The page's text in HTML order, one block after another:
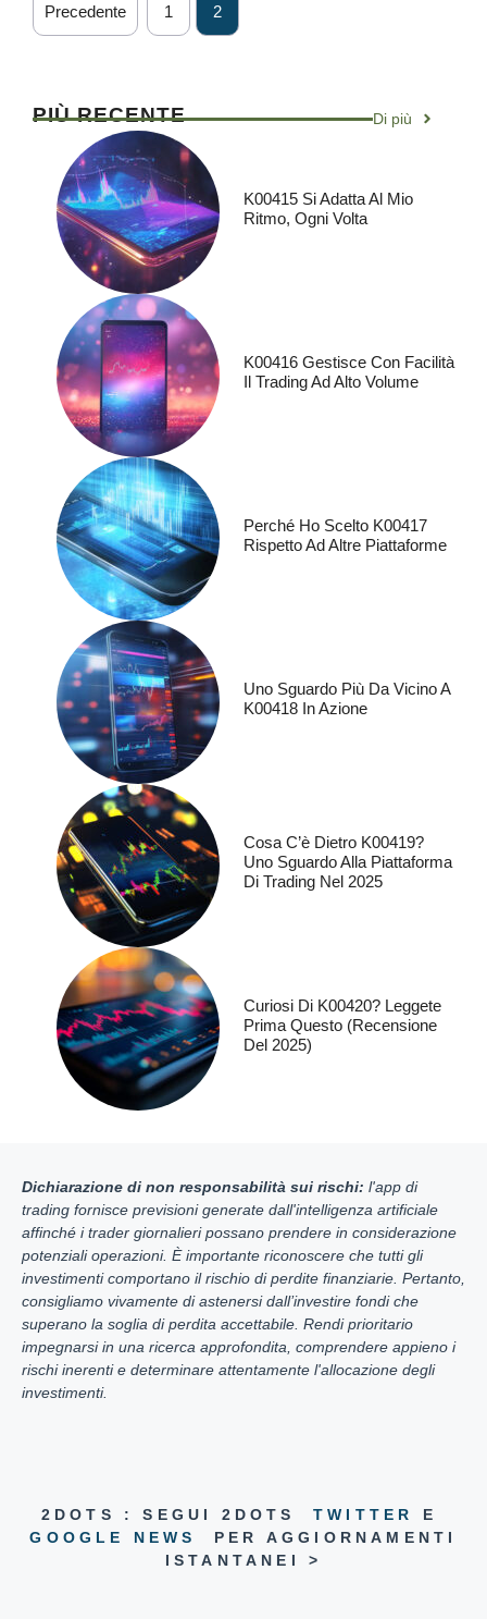
Precedente 1 2
PIÙ RECENTE Di più
K00415 Si Adatta Al Mio
Ritmo, Ogni Volta
K00416 Gestisce Con Facilità
Il Trading Ad Alto Volume
Perché Ho Scelto K00417
Rispetto Ad Altre Piattaforme
Uno Sguardo Più Da Vicino A
K00418 In Azione
Cosa C’è Dietro K00419?
Uno Sguardo Alla Piattaforma
Di Trading Nel 2025
Curiosi Di K00420? Leggete
Prima Questo (recensione
Del 2025)
Dichiarazione di non responsabilità sui rischi: l'app di
trading fornisce previsioni generate dall'intelligenza artificiale
affinché i trader giornalieri possano prendere in considerazione
potenziali operazioni. È importante riconoscere che tutti gli
investimenti comportano il rischio di perdite finanziarie. Pertanto,
consigliamo vivamente di astenersi dall’investire fondi che
superano la soglia di perdita accettabile. Rendi prioritario
impegnarsi in una ricerca approfondita, comprendere appieno i
rischi inerenti e determinare attentamente l'allocazione degli
investimenti.
2DOTS : SEGUI 2DOTSTWITTER
E
GOOGLE NEWS
PER AGGIORNAMENTI
ISTANTANEI >